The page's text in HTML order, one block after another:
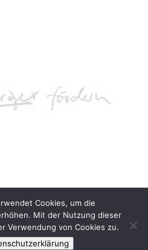
Cookies, um die
Mit der Nutzung dieser
Verwendung von Cookies zu.